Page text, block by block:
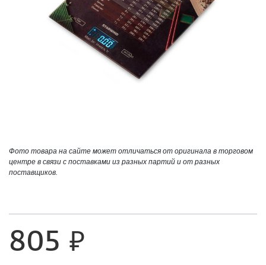
Фото товара на сайте может отличаться от оригинала в торговом
центре в связи с поставками из разных партий и от разных
поставщиков.
805